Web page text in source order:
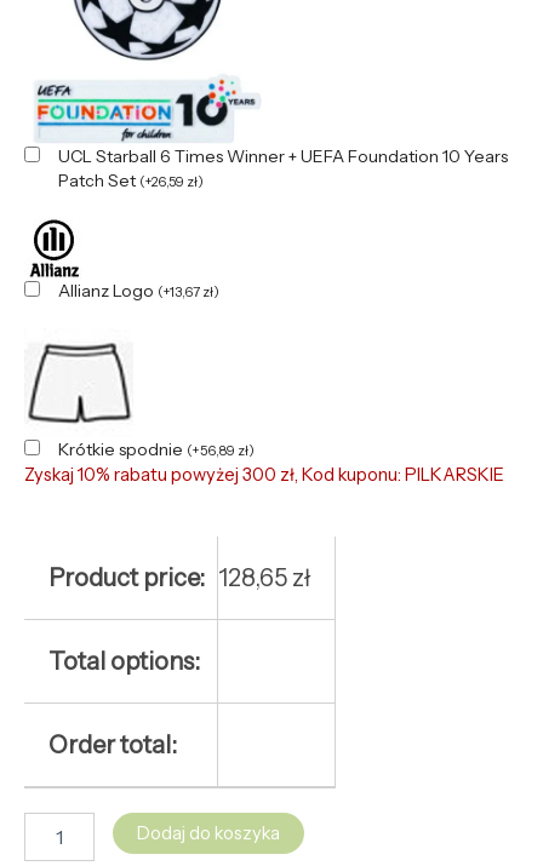
UCL Starball 6 Times Winner + UEFA Foundation 10 Years
Patch Set (+26,59 zł)
Allianz Logo (+13,67 zł)
Krótkie spodnie (+56,89 zł)
Zyskaj 10% rabatu powyżej 300 zł, Kod kuponu: PILKARSKIE
Product price: 128,65 zł
Total options:
Order total:
Dodaj do koszyka